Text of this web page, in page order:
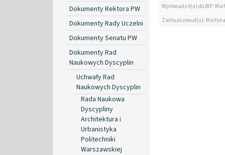
Dokumenty Rektora PW
Dokumenty Rady Uczelni
Dokumenty Senatu PW
Dokumenty Rad
Naukowych Dyscyplin
Uchwały Rad
Naukowych Dyscyplin
Rada Naukowa
Dyscypliny
Architektura i
Urbanistyka
Politechniki
Warszawskiej
Wprowadził(a) do BIP:
Zaktualizował(a):